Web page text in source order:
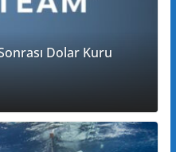
Dolar Kuru